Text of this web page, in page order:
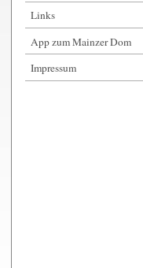
Links
App zum Mainzer Dom
Impressum